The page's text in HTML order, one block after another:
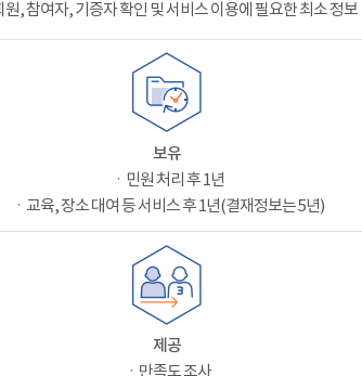
원, 참여자, 기증자 확인 및 서비스 이용에 필요한 최소 정보
보유
ㆍ민원 처리 후 1년
ㆍ교육, 장소 대여 등 서비스 후 1년(결재정보는 5년)
제공
ㆍ만족도 조사